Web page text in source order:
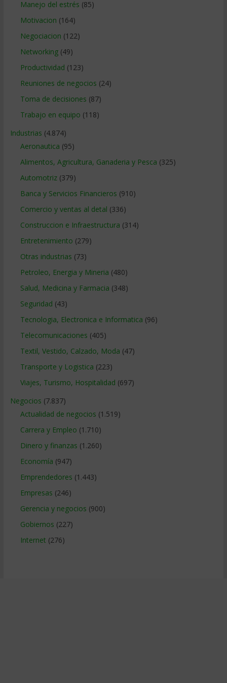
Manejo del estrés (85)
Motivacion (164)
Negociacion (122)
Networking(49)
Productividad (123)
Reuniones de negocios (24)
Toma de decisiones (87)
Trabajo en equipo (118)
Industrias (4.874)
Aeronautica (95)
Alimentos, Agricultura, Ganaderia y Pesca (325)
Automotriz(379)
Banca y Servicios Financieros (910)
Comercio y ventas al detal (336)
Construccion e Infraestructura (314)
Entretenimiento (279)
Otras industrias (73)
Petroleo, Energia y Mineria (480)
Salud, Medicina y Farmacia (348)
Seguridad (43)
Tecnologia, Electronica e Informatica (96)
Telecomunicaciones (405)
Textil, Vestido, Calzado, Moda (47)
Transporte y Logistica (223)
Viajes, Turismo, Hospitalidad (697)
Negocios (7.837)
Actualidad de negocios (1.519)
Carrera y Empleo (1.710)
Dinero y finanzas (1.260)
Economía (947)
Emprendedores (1.443)
Empresas (246)
Gerencia y negocios (900)
Gobiernos (227)
Internet (276)